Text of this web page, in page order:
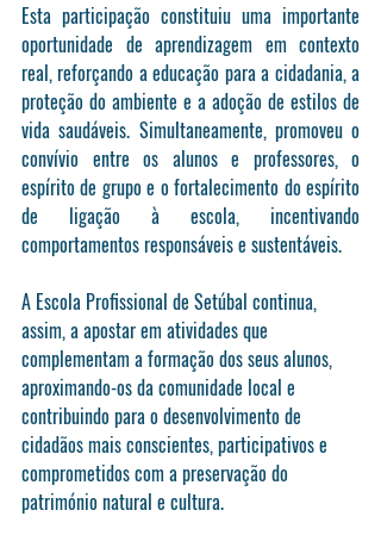
Esta participação constituiu uma importante
oportunidade de aprendizagem em contexto
real, reforçando a educação para a cidadania, a
proteção do ambiente e a adoção de estilos de
vida saudáveis. Simultaneamente, promoveu o
convívio entre os alunos e professores, o
espírito de grupo e o fortalecimento do espírito
de ligação à escola, incentivando
comportamentos responsáveis e sustentáveis.
A Escola Profissional de Setúbal continua,
assim, a apostar em atividades que
complementam a formação dos seus alunos,
aproximando-os da comunidade local e
contribuindo para o desenvolvimento de
cidadãos mais conscientes, participativos e
comprometidos com a preservação do
património natural e cultura.